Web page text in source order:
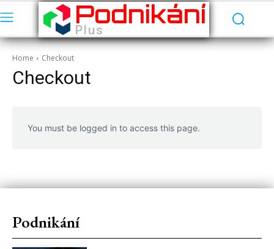
Podnikání
Plus
Home Checkout
Checkout
You must be logged in to access this page.
Podnikání